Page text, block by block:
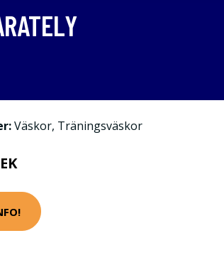
Väskor, Träningsväskor